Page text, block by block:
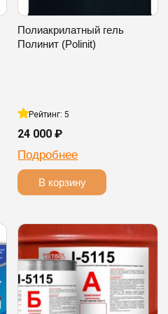
Полиакрилатный гель
Полинит (Polinit)
Рейтинг: 5
24 000 ₽
Подробнее
В корзину